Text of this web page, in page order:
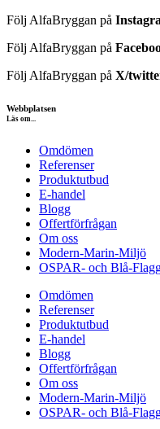
Följ AlfaBryggan på
Följ AlfaBryggan på
Följ AlfaBryggan på X/
Webbplatsen
Läs om...
Omdömen
Referenser
Produktutbud
E-handel
Blogg
Offertförfrågan
Om oss
Modern-Marin-Miljö
OSPAR- och Blå-
Omdömen
Referenser
Produktutbud
E-handel
Blogg
Offertförfrågan
Om oss
Modern-Marin-Miljö
OSPAR- och Blå-